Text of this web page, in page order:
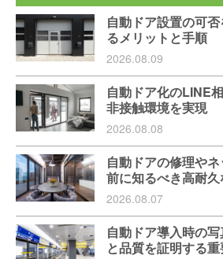
自動ドア設置の可
るメリットと手順
2026.08.09
自動ドア化のLINE
非接触環境を実現
2026.08.08
自動ドアの修理や
前に知るべき高耐
2026.08.07
自動ドア導入時の
と品質を証明する